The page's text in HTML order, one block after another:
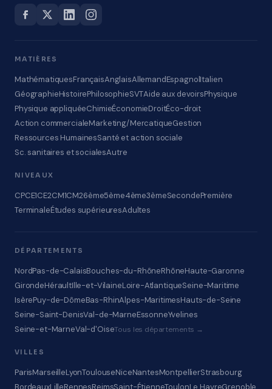
MATIÈRES
MathématiquesFrançaisAnglaisAllemandEspagnolItalien
GéographieHistoirePhilosophieSVTAide aux devoirsPhysique
Physique appliquéeChimieÉconomieDroitÉco-droit
Action commercialeMarketing/MercatiqueGestion
Ressources HumainesSanté et action sociale
Sc. sanitaires et socialesAutre
NIVEAUX
CPCE1CE2CM1CM26ème5ème4ème3èmeSecondePremière
TerminaleÉtudes supérieuresAdultes
DÉPARTEMENTS
NordPas-de-CalaisBouches-du-RhôneRhôneHaute-Garonne
GirondeHéraultIlle-et-VilaineLoire-AtlantiqueSeine-Maritime
IsèrePuy-de-DômeBas-RhinAlpes-MaritimesHauts-de-Seine
Seine-Saint-DenisVal-de-MarneEssonneYvelines
Seine-et-MarneVal-d'OiseTous les départements →
VILLES
ParisMarseilleLyonToulouseNiceNantesMontpellierStrasbourg
BordeauxLilleRennesReimsSaint-ÉtienneToulonLe HavreGrenoble